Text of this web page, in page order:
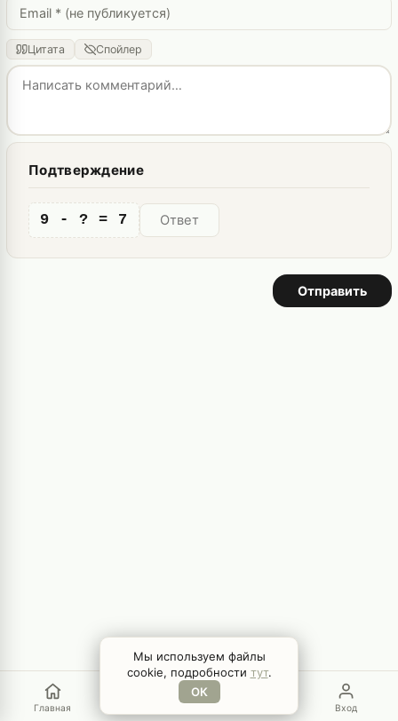
Главная Вход
Цитата Спойлер
Подтверждение
9 - ? = 7
Отправить
Мы используем файлы
cookie, подробности тут.
ОК